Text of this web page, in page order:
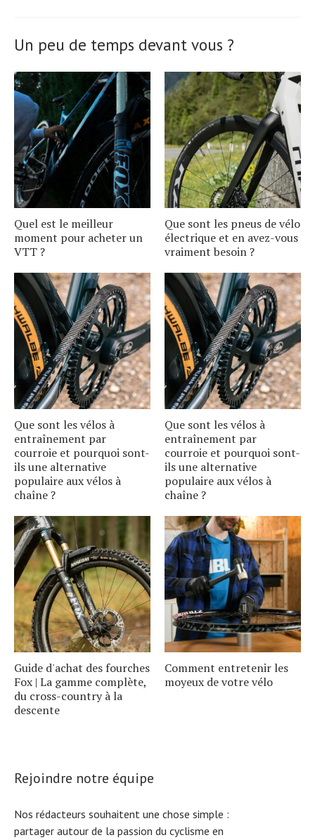
Un peu de temps devant vous ?
Quel est le meilleur
moment pour acheter un
VTT ?
Que sont les pneus de vélo
électrique et en avez-vous
vraiment besoin ?
Que sont les vélos à
entraînement par
courroie et pourquoi sont-
ils une alternative
populaire aux vélos à
chaîne ?
Que sont les vélos à
entraînement par
courroie et pourquoi sont-
ils une alternative
populaire aux vélos à
chaîne ?
Guide d'achat des fourches
Fox | La gamme complète,
du cross-country à la
descente
Comment entretenir les
moyeux de votre vélo
Rejoindre notre équipe
Nos rédacteurs souhaitent une chose simple :
partager autour de la passion du cyclisme en